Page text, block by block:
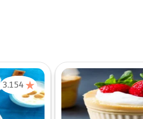
3.154